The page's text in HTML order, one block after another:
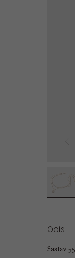
Opis
Sastav